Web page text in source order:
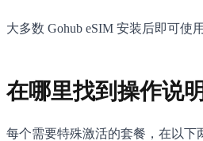
大多数 Gohub eSIM 安装后即可
在哪里找到操作说明
每个需要特殊激活的套餐，在以下